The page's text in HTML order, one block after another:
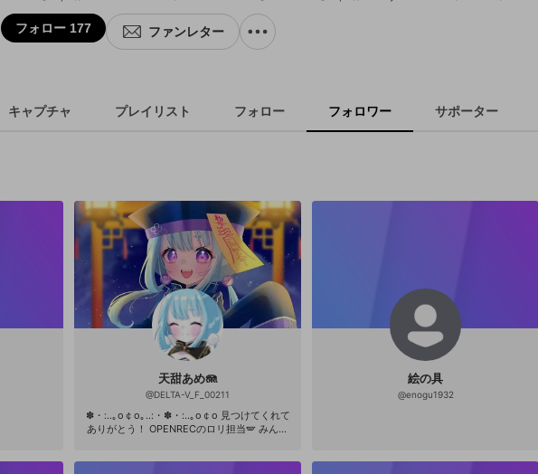
フォロー 177 ファンレター
キャプチャ プレイリスト フォロー フォロワー サポーター
天甜あめ🪼
@DELTA-V_F_00211
✽・:..｡o￠o｡..:・✽・:..｡o￠o 見つけてくれて
ありがとう！ OPENRECのロリ担当🪽 みんな
絵の具
@enogu1932